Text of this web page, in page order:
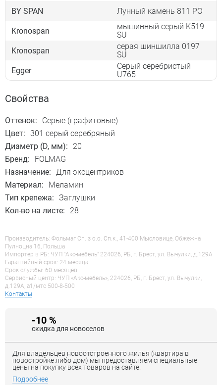
BY SPAN
Лунный камень 811 PO
Kronospan
мышинный серый K519
SU
Kronospan
серая шиншилла 0197
SU
Egger
Серый серебристый
U765
Свойства
Оттенок:
Серые (графитовые)
Цвет:
301 серый серебряный
Диаметр (D, мм):
20
Бренд:
FOLMAG
Назначение: Для эксцентриков
Материал:
Меламин
Тип крепежа: Заглушки
Кол-во на листе:
28
Производитель: Фольмаг Сп. з о.о. Сп.к., 41-400 Мысловице, Обжежна
Пулноцна 16, Польша
Импортер в РБ: ЧУП "Акс-мебель" 224026, РБ, г. Брест, ул. Вычулки, д.129А
Гарантийный срок: 24 месяца
Срок службы: 60 месяцев
Сервисный центр: ЧУП «Акс-мебель», 224026, РБ, г. Брест, ул. Вычулки,
д.129А, a1/мтс 500-8-500
Контакты
-10 %
скидка для новоселов
Для владельцев новоотстроенного жилья (квартира в
новостройке либо дом) мы предоставляем специальные
цены на покупку всех товаров на сайте.
Подробнее